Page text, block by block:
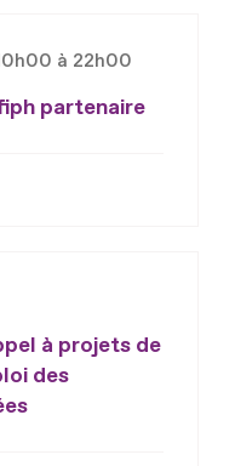
à 22h00
partenaire
à projets de
des